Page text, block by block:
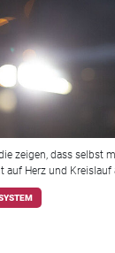
zeigen, dass selbst
auf Herz und Kreislauf